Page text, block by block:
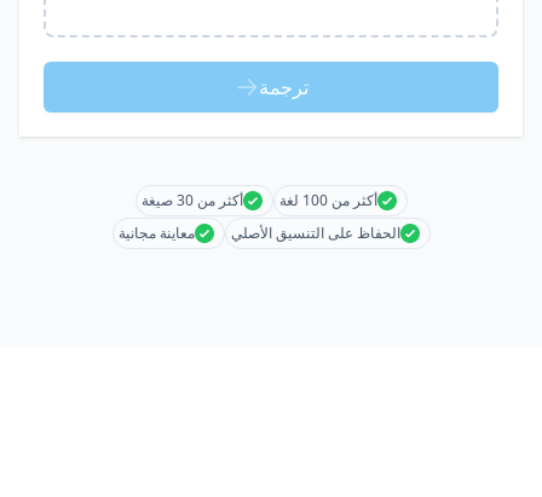
ترجمة
أكثر من 100 لغة
أكثر من 30 صيغة
الحفاظ على التنسيق الأصلي
معاينة مجانية